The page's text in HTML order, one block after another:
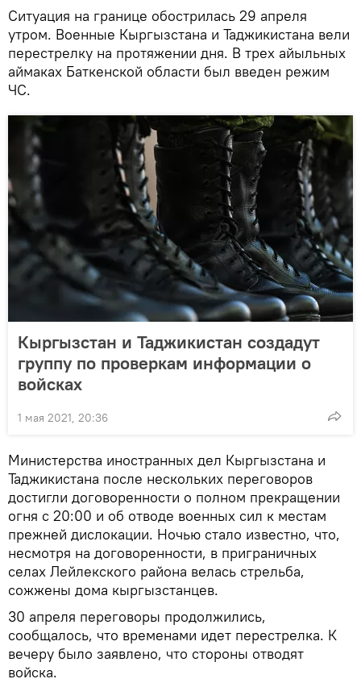
Ситуация на границе обострилась 29 апреля
утром. Военные Кыргызстана и Таджикистана вели
перестрелку на протяжении дня. В трех айыльных
аймаках Баткенской области был введен режим
ЧС.
Кыргызстан и Таджикистан создадут
группу по проверкам информации о
войсках
1 мая 2021, 20:36
Министерства иностранных дел Кыргызстана и
Таджикистана после нескольких переговоров
достигли договоренности о полном прекращении
огня с 20:00 и об отводе военных сил к местам
прежней дислокации. Ночью стало известно, что,
несмотря на договоренности, в приграничных
селах Лейлекского района велась стрельба,
сожжены дома кыргызстанцев.
30 апреля переговоры продолжились,
сообщалось, что временами идет перестрелка. К
вечеру было заявлено, что стороны отводят
войска.